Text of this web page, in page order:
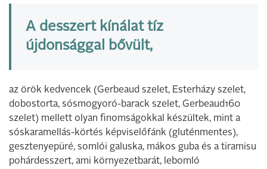
A desszert kínálat tíz
újdonsággal bővült,
az örök kedvencek (Gerbeaud szelet, Esterházy szelet,
dobostorta, sósmogyoró-barack szelet, Gerbeaud160
szelet) mellett olyan finomságokkal készültek, mint a
sóskaramellás-körtés képviselőfánk (gluténmentes),
gesztenyepüré, somlói galuska, mákos guba és a tiramisu
pohárdesszert, ami környezetbarát, lebomló